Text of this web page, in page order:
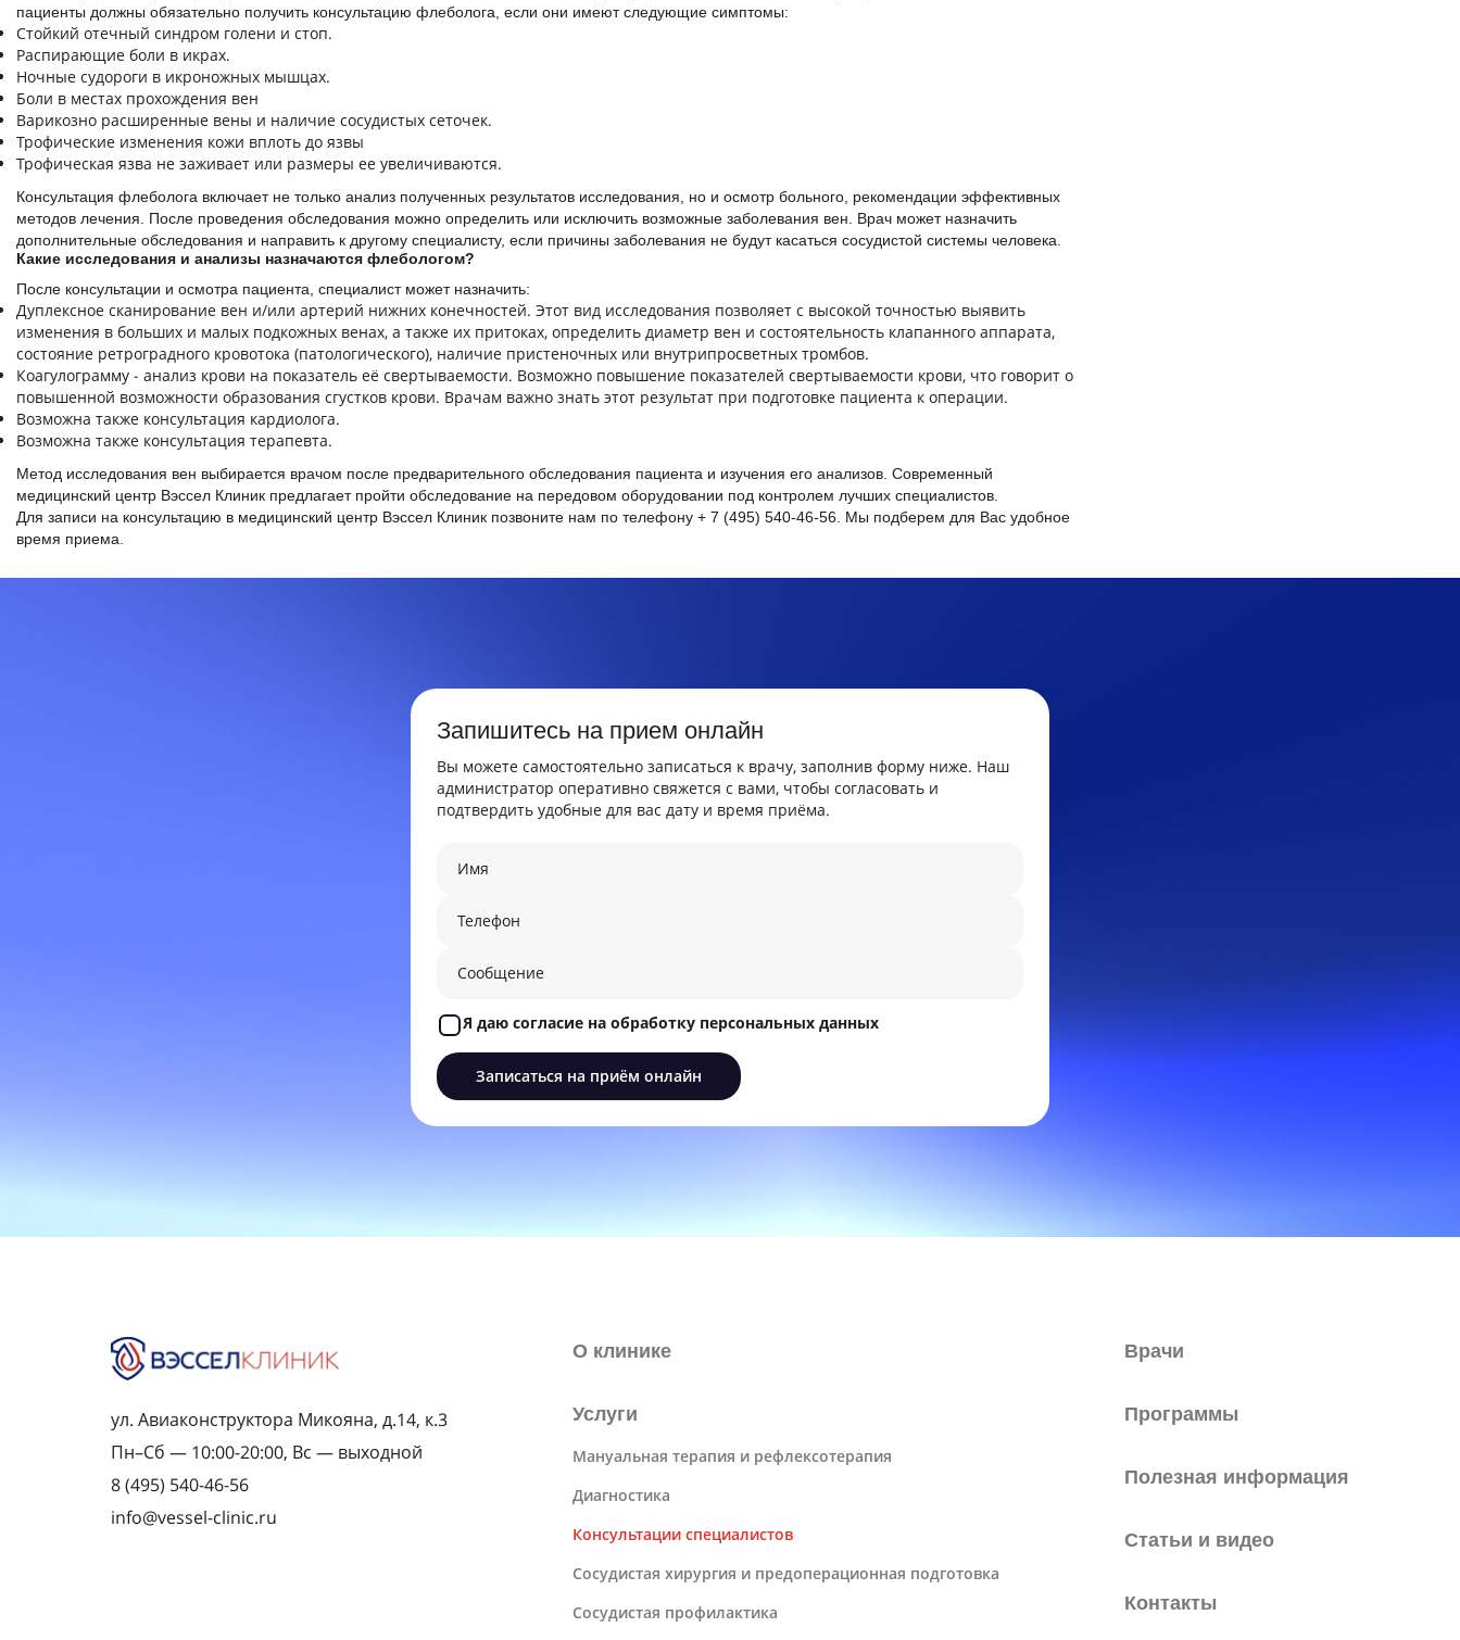
пациенты должны обязательно получить консультацию флеболога, если они имеют следующие симптомы:
Стойкий отечный синдром голени и стоп.
Распирающие боли в икрах.
Ночные судороги в икроножных мышцах.
Боли в местах прохождения вен
Варикозно расширенные вены и наличие сосудистых сеточек.
Трофические изменения кожи вплоть до язвы
Трофическая язва не заживает или размеры ее увеличиваются.
Консультация флеболога включает не только анализ полученных результатов исследования, но и осмотр больного, рекомендации эффективных
методов лечения. После проведения обследования можно определить или исключить возможные заболевания вен. Врач может назначить
дополнительные обследования и направить к другому специалисту, если причины заболевания не будут касаться сосудистой системы человека.
Какие исследования и анализы назначаются флебологом?
После консультации и осмотра пациента, специалист может назначить:
Дуплексное сканирование вен и/или артерий нижних конечностей. Этот вид исследования позволяет с высокой точностью выявить
изменения в больших и малых подкожных венах, а также их притоках, определить диаметр вен и состоятельность клапанного аппарата,
состояние ретроградного кровотока (патологического), наличие пристеночных или внутрипросветных тромбов.
Коагулограмму - анализ крови на показатель её свертываемости. Возможно повышение показателей свертываемости крови, что говорит о
повышенной возможности образования сгустков крови. Врачам важно знать этот результат при подготовке пациента к операции.
Возможна также консультация кардиолога.
Возможна также консультация терапевта.
Метод исследования вен выбирается врачом после предварительного обследования пациента и изучения его анализов. Современный
медицинский центр Вэссел Клиник предлагает пройти обследование на передовом оборудовании под контролем лучших специалистов.
Для записи на консультацию в медицинский центр Вэссел Клиник позвоните нам по телефону + 7 (495) 540-46-56. Мы подберем для Вас удобное
время приема.
Запишитесь на прием онлайн
Вы можете самостоятельно записаться к врачу, заполнив форму ниже. Наш
администратор оперативно свяжется с вами, чтобы согласовать и
подтвердить удобные для вас дату и время приёма.
Я даю согласие на обработку персональных данных
ул. Авиаконструктора Микояна, д.14, к.3
Пн–Сб — 10:00-20:00, Вс — выходной
8 (495) 540-46-56
info@vessel-clinic.ru
О клинике
Услуги
Мануальная терапия и рефлексотерапия
Диагностика
Консультации специалистов
Сосудистая хирургия и предоперационная подготовка
Сосудистая профилактика
Врачи
Программы
Полезная информация
Статьи и видео
Контакты